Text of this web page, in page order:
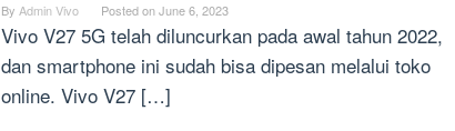
By Admin Vivo Posted onJune 6, 2023
Vivo V27 5G telah diluncurkan pada awal tahun 2022,
dan smartphone ini sudah bisa dipesan melalui toko
online. Vivo V27 […]